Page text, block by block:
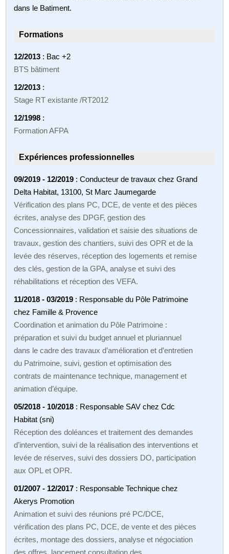
dans le Batiment.
Formations
12/2013 : Bac +2
BTS bâtiment
12/2013 :
Stage RT existante /RT2012
12/1998 :
Formation AFPA
Expériences professionnelles
09/2019 - 12/2019 : Conducteur de travaux chez Grand
Delta Habitat, 13100, St Marc Jaumegarde
Vérification des plans PC, DCE, de vente et des pièces
écrites, analyse des DPGF, gestion des
Concessionnaires, validation et saisie des situations de
travaux, gestion des chantiers, suivi des OPR et de la
levée des réserves, réception des logements et remise
des clés, gestion de la GPA, analyse et suivi des
réhabilitations et réception des VEFA.
11/2018 - 03/2019 : Responsable du Pôle Patrimoine
chez Famille & Provence
Coordination et animation du Pôle Patrimoine :
préparation et suivi du budget annuel et pluriannuel
dans le cadre des travaux d’amélioration et d’entretien
du Patrimoine, suivi, gestion et optimisation des
contrats de maintenance technique, management et
animation d’équipe.
05/2018 - 10/2018 : Responsable SAV chez Cdc
Habitat (sni)
Réception des doléances et traitement des demandes
d’intervention, suivi de la réalisation des interventions et
levée de réserves, suivi des dossiers DO, participation
aux OPL et OPR.
01/2007 - 12/2017 : Responsable Technique chez
Akerys Promotion
Animation et suivi des réunions pré PC/DCE,
vérification des plans PC, DCE, de vente et des pièces
écrites, montage des dossiers, analyse et négociation
des offres, lancement consultation des